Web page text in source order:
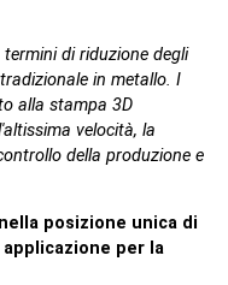
di riduzione degli
in metallo. I
alla stampa 3D
velocità, la
della produzione e
posizione unica di
per la